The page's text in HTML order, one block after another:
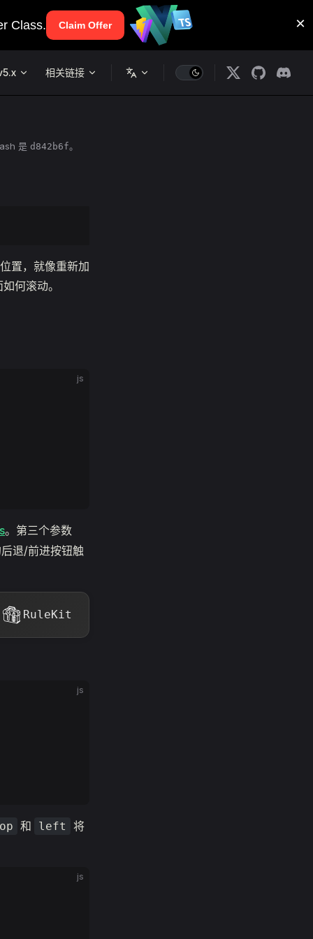
相关链接
是 d842b6f。
置，就像重新加
何滚动。
js
。第三个参数
退/前进按钮触
RuleKit
js
和 left 将
js